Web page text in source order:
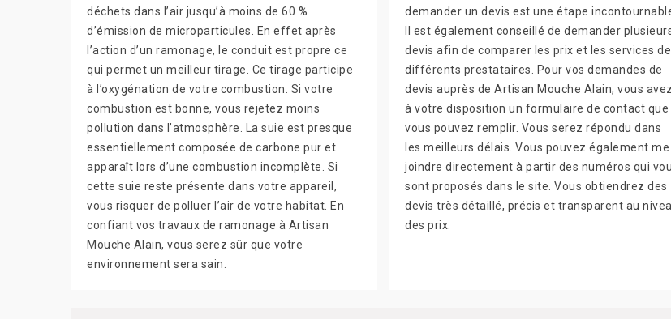
déchets dans l’air jusqu’à moins de 60 %
d’émission de microparticules. En effet après
l’action d’un ramonage, le conduit est propre ce
qui permet un meilleur tirage. Ce tirage participe
à l’oxygénation de votre combustion. Si votre
combustion est bonne, vous rejetez moins
pollution dans l’atmosphère. La suie est presque
essentiellement composée de carbone pur et
apparaît lors d’une combustion incomplète. Si
cette suie reste présente dans votre appareil,
vous risquer de polluer l’air de votre habitat. En
confiant vos travaux de ramonage à Artisan
Mouche Alain, vous serez sûr que votre
environnement sera sain.
demander un devis est une étape
Il est également conseillé de demander
devis afin de comparer les prix et les services de
différents prestataires. Pour vos demandes de
devis auprès de Artisan Mouche Alain, vous avez
à votre disposition un formulaire de contact que
vous pouvez remplir. Vous serez répondu dans
les meilleurs délais. Vous pouvez également me
joindre directement à partir des numéros qui
sont proposés dans le site. Vous obtiendrez des
devis très détaillé, précis et transparent au
des prix.